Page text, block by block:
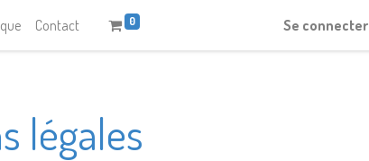
Contact 0 Se connecter
légales